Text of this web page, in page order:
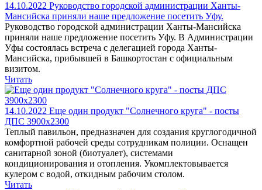
14.10.2022 Руководство городской администрации Ханты-
Мансийска приняли наше предложение посетить Уфу.
Руководство городской администрации Ханты-Мансийска
приняли наше предложение посетить Уфу. В Администрации
Уфы состоялась встреча с делегацией города Ханты-
Мансийска, прибывшей в Башкортостан с официальным
визитом.
Читать
14.10.2022 Еще один продукт "Солнечного круга" - посты
ДПС 3900х2300
Теплый павильон, предназначен для создания круглогодичной
комфортной рабочей среды сотрудникам полиции. Оснащен
санитарной зоной (биотуалет), системами
кондиционирования и отопления. Укомплектовывается
кулером с водой, откидным рабочим столом.
Читать